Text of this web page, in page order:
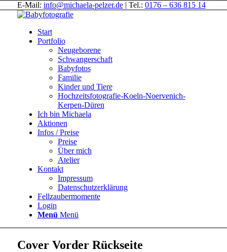
E-Mail: info@michaela-pelzer.de| Tel.: 0176 – 636 815 14
Start
Portfolio
Neugeborene
Schwangerschaft
Babyfotos
Familie
Kinder und Tiere
Hochzeitsfotografie-Koeln-Noervenich-
Kerpen-Düren
Ich bin Michaela
Aktionen
Infos / Preise
Preise
Über mich
Atelier
Kontakt
Impressum
Datenschutzerklärung
Fellzaubermomente
Login
Menü Menü
Cover Vorder Rückseite